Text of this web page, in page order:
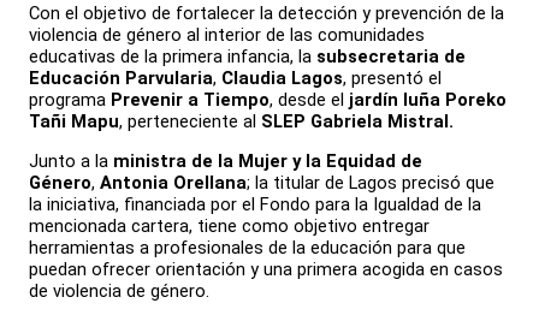
Con el objetivo de fortalecer la detección y prevención de la
violencia de género al interior de las comunidades
educativas de la primera infancia, la subsecretaria de
Educación Parvularia, Claudia Lagos, presentó el
programa Prevenir a Tiempo, desde el jardín Iuña Poreko
Tañi Mapu, perteneciente al SLEP Gabriela Mistral.
Junto a la ministra de la Mujer y la Equidad de
Género, Antonia Orellana; la titular de Lagos precisó que
la iniciativa, financiada por el Fondo para la Igualdad de la
mencionada cartera, tiene como objetivo entregar
herramientas a profesionales de la educación para que
puedan ofrecer orientación y una primera acogida en casos
de violencia de género.